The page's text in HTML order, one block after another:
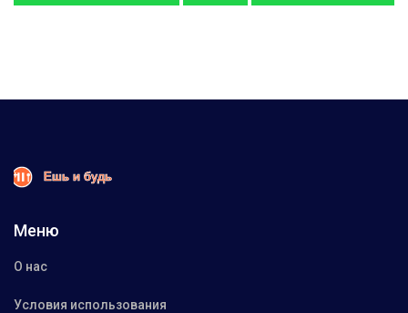
Меню
О нас
Условия использования